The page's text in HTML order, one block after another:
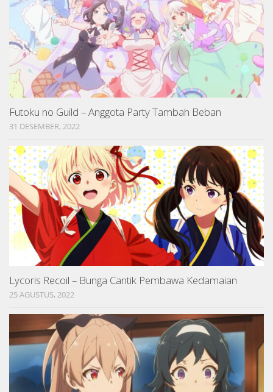
Futoku no Guild – Anggota Party Tambah Beban
31 DESEMBER, 2022
Lycoris Recoil – Bunga Cantik Pembawa Kedamaian
25 AGUSTUS, 2022